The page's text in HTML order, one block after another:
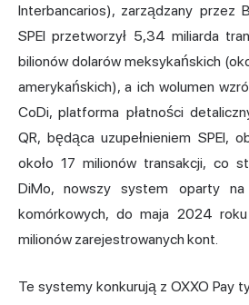
Interbancarios), zarządzany przez
SPEI przetworzył 5,34 miliarda
bilionów dolarów meksykańskich
amerykańskich), a ich wolumen
CoDi, platforma płatności
QR, będąca uzupełnieniem SPEI,
około 17 milionów transakcji, co
DiMo, nowszy system oparty na
komórkowych, do maja 2024
milionów zarejestrowanych kont.
Te systemy konkurują z OXXO Pay